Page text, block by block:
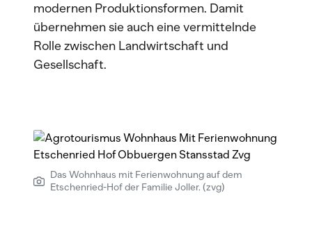
modernen Produktionsformen. Damit
übernehmen sie auch eine vermittelnde
Rolle zwischen Landwirtschaft und
Gesellschaft.
Das Wohnhaus mit Ferienwohnung auf dem
Etschenried-Hof der Familie Joller. (zvg)